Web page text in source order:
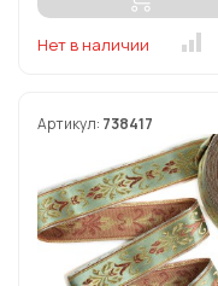
Нет в наличии
Артикул: 738417